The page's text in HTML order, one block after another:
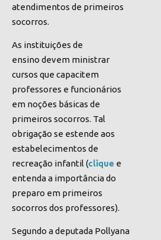
atendimentos de primeiros
socorros.
As instituições de
ensino devem ministrar
cursos que capacitem
professores e funcionários
em noções básicas de
primeiros socorros. Tal
obrigação se estende aos
estabelecimentos de
recreação infantil (clique e
entenda a importância do
preparo em primeiros
socorros dos professores).
Segundo a deputada Pollyana